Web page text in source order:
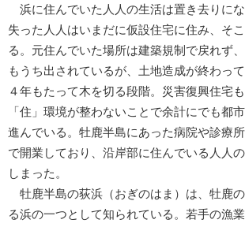
浜に住んでいた人人の生活は置き去りに
失った人人はいまだに仮設住宅に住み、そ
る。元住んでいた場所は建築規制で戻れず
もうち出されているが、土地造成が終わっ
４年もたって木を切る段階。災害復興住宅も
「住」環境が整わないことで余計にでも都
進んでいる。牡鹿半島にあった病院や診療
で開業しており、沿岸部に住んでいる人人
しまった。
牡鹿半島の荻浜（おぎのはま）は、牡鹿
る浜の一つとして知られている。若手の漁